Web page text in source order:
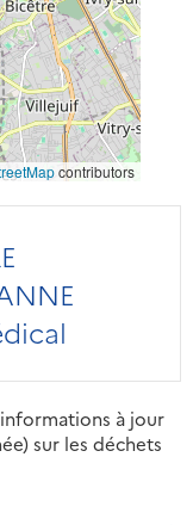
contributors
à jour
sur les déchets